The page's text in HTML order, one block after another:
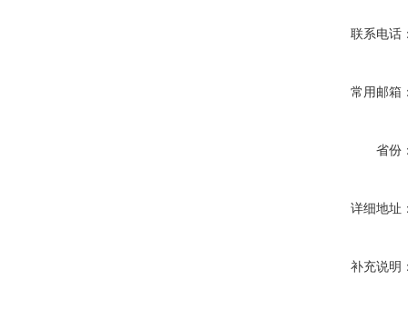
联系电话
常用邮箱
省份
详细地址
补充说明